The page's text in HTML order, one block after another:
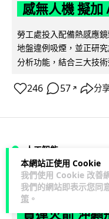
本網站正使用 Cookie
我們使用 Cookie 改善
我們的網站即表示您同
策 。
感無人機 擬加
勞工處投入配備熱感應
地盤違例吸煙，並正研
分析功能，結合三大技
246 57 ↗ 分
人工智能
Lawton 1 日
貨運火箭 沖繩